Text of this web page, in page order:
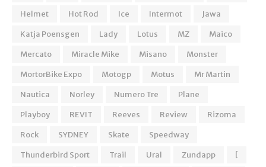
Helmet
Hot Rod Ice Intermot
Jawa
Katja Poensgen
Lady Lotus MZ
Maico
Mercato
Miracle Mike Misano
Monster
MortorBike Expo
Motogp Motus
Mr Martin
Nautica
Norley Numero Tre
Plane
Playboy
REVIT Reeves Review
Rizoma
Rock
SYDNEY Skate
Speedway
Thunderbird Sport
Trail Ural Zundapp
[